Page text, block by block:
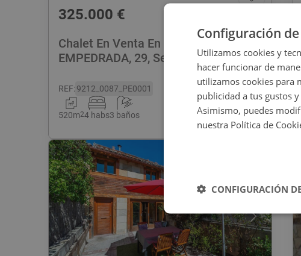
325.000 €
Chalet En Venta En CL FUENTE
EMPEDRADA, 29, Sevilla La Nueva
REF:9212_0087_PE0001
520m24 habs3 baños
Configuración
Utilizamos cookies y
hacer funcionar de
utilizamos cookies para
publicidad a tus gustos
Asimismo, puedes
nuestra Política de
CONFIGURACIÓN